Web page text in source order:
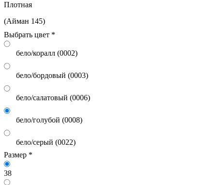
Плотная
(Айман 145)
бело/коралл (0002)
бело/бордовый (0003)
бело/салатовый (0006)
бело/голубой (0008)
бело/серый (0022)
Размер *
38